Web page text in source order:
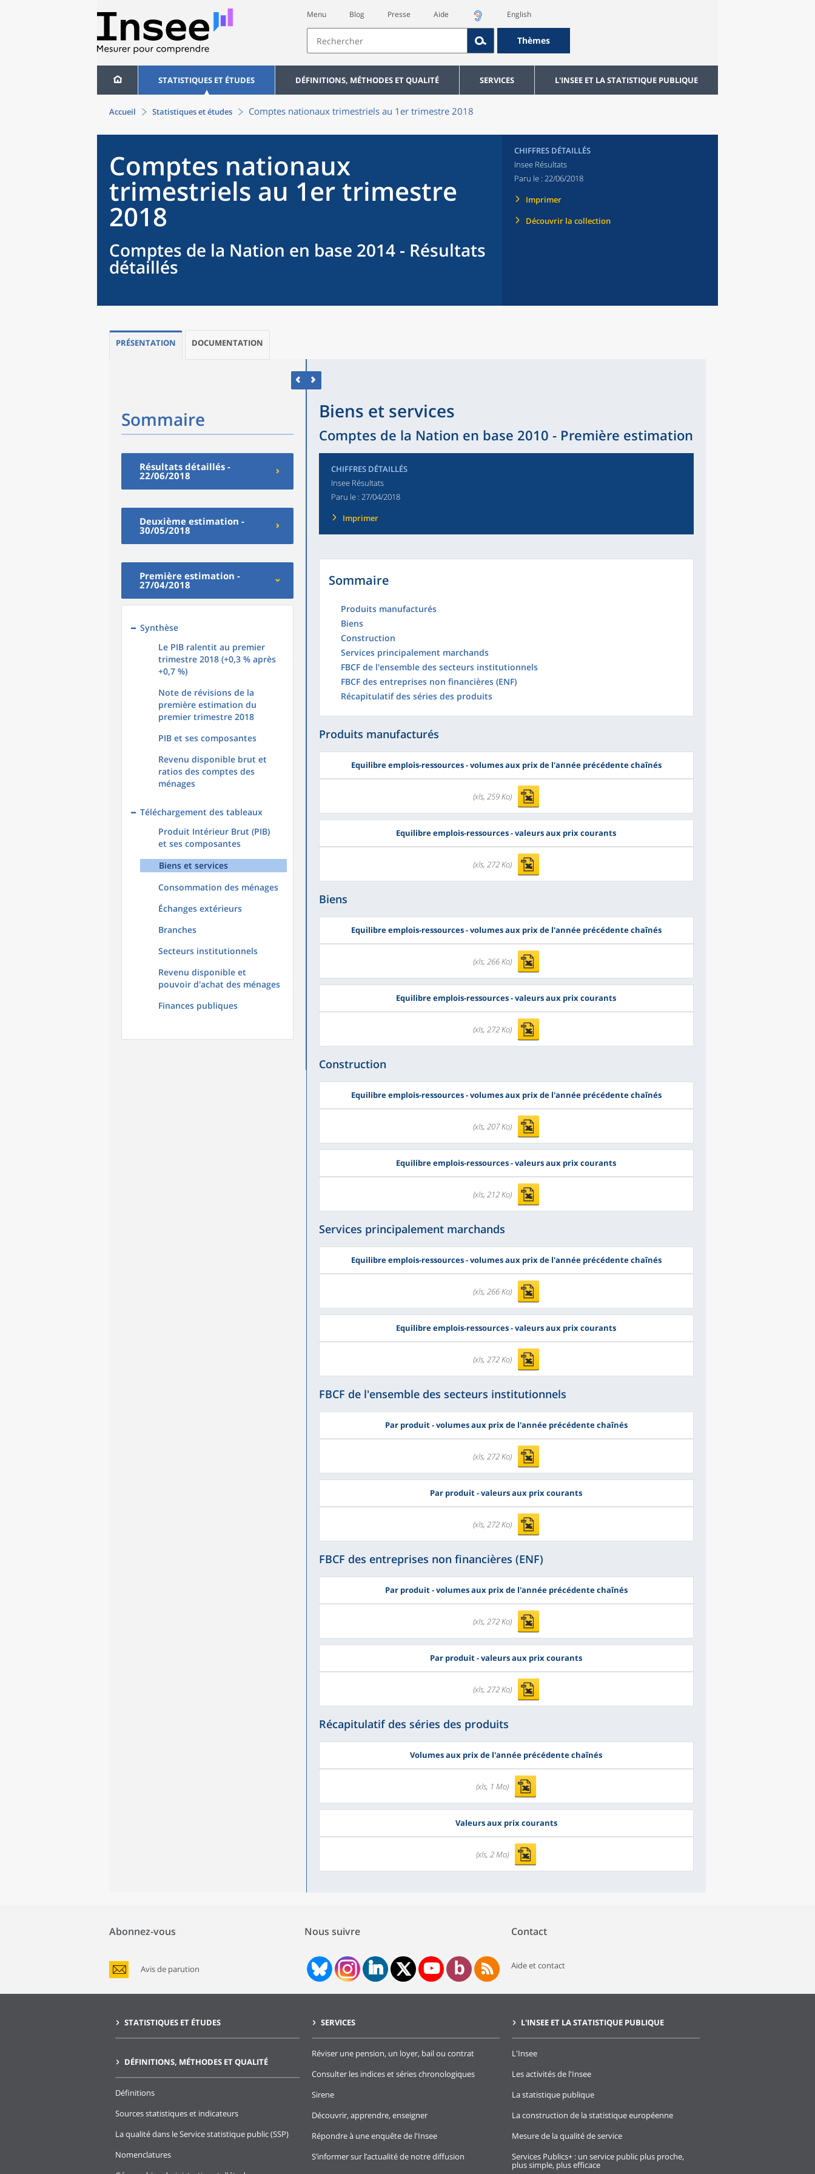
Menu Blog Presse Aide English
Thèmes
STATISTIQUES ET ÉTUDES DÉFINITIONS, MÉTHODES ET QUALITÉ SERVICES L'INSEE ET LA STATISTIQUE PUBLIQUE
Accueil Statistiques et études Comptes nationaux trimestriels au 1er trimestre 2018
Comptes nationaux
trimestriels au 1er trimestre
2018
Comptes de la Nation en base 2014 - Résultats
détaillés
CHIFFRES DÉTAILLÉS
Insee Résultats
Paru le : 22/06/2018
Imprimer
Découvrir la collection
PRÉSENTATION DOCUMENTATION
Sommaire
Résultats détaillés -
22/06/2018
Deuxième estimation -
30/05/2018
Première estimation -
27/04/2018
Synthèse
Le PIB ralentit au premier
trimestre 2018 (+0,3 % après
+0,7 %)
Note de révisions de la
première estimation du
premier trimestre 2018
PIB et ses composantes
Revenu disponible brut et
ratios des comptes des
ménages
Téléchargement des tableaux
Produit Intérieur Brut (PIB)
et ses composantes
Biens et services
Consommation des ménages
Échanges extérieurs
Branches
Secteurs institutionnels
Revenu disponible et
pouvoir d'achat des ménages
Finances publiques
Biens et services
Comptes de la Nation en base 2010 - Première estimation
CHIFFRES DÉTAILLÉS
Insee Résultats
Paru le : 27/04/2018
Imprimer
Sommaire
Produits manufacturés
Biens
Construction
Services principalement marchands
FBCF de l'ensemble des secteurs institutionnels
FBCF des entreprises non financières (ENF)
Récapitulatif des séries des produits
Produits manufacturés
Equilibre emplois-ressources - volumes aux prix de l'année précédente chaînés
(xls, 259 Ko)
Equilibre emplois-ressources - valeurs aux prix courants
(xls, 272 Ko)
Biens
Equilibre emplois-ressources - volumes aux prix de l'année précédente chaînés
(xls, 266 Ko)
Equilibre emplois-ressources - valeurs aux prix courants
(xls, 272 Ko)
Construction
Equilibre emplois-ressources - volumes aux prix de l'année précédente chaînés
(xls, 207 Ko)
Equilibre emplois-ressources - valeurs aux prix courants
(xls, 212 Ko)
Services principalement marchands
Equilibre emplois-ressources - volumes aux prix de l'année précédente chaînés
(xls, 266 Ko)
Equilibre emplois-ressources - valeurs aux prix courants
(xls, 272 Ko)
FBCF de l'ensemble des secteurs institutionnels
Par produit - volumes aux prix de l'année précédente chaînés
(xls, 272 Ko)
Par produit - valeurs aux prix courants
(xls, 272 Ko)
FBCF des entreprises non financières (ENF)
Par produit - volumes aux prix de l'année précédente chaînés
(xls, 272 Ko)
Par produit - valeurs aux prix courants
(xls, 272 Ko)
Récapitulatif des séries des produits
Volumes aux prix de l'année précédente chaînés
(xls, 1 Mo)
Valeurs aux prix courants
(xls, 2 Mo)
Abonnez-vous
Avis de parution
Nous suivre Contact
Aide et contact
STATISTIQUES ET ÉTUDES
DÉFINITIONS, MÉTHODES ET QUALITÉ
Définitions
Sources statistiques et indicateurs
La qualité dans le Service statistique public (SSP)
Nomenclatures
SERVICES
Réviser une pension, un loyer, bail ou contrat
Consulter les indices et séries chronologiques
Sirene
Découvrir, apprendre, enseigner
Répondre à une enquête de l'Insee
S’informer sur l’actualité de notre diffusion
L'INSEE ET LA STATISTIQUE PUBLIQUE
L'Insee
Les activités de l'Insee
La statistique publique
La construction de la statistique européenne
Mesure de la qualité de service
Services Publics+ : un service public plus proche,
plus simple, plus efficace